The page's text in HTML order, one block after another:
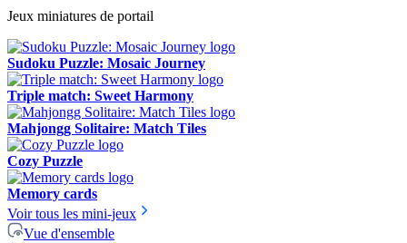
Jeux miniatures de portail
Sudoku Puzzle: Mosaic Journey
Triple match: Sweet Harmony
Mahjongg Solitaire: Match Tiles
Cozy Puzzle
Memory cards
Voir tous les mini-jeux
Vue d'ensemble